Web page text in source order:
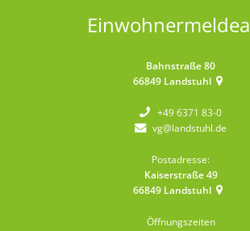
Bahnstraße 80
66849 Landstuhl
+49 6371 83-0
vg@landstuhl.de
Postadresse:
Kaiserstraße 49
66849 Landstuhl
Öffnungszeiten